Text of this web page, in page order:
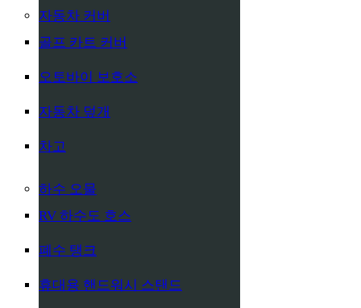
자동차 커버
골프 카트 커버
오토바이 보호소
자동차 덮개
차고
하수 오물
RV 하수도 호스
폐수 탱크
휴대용 핸드워시 스탠드